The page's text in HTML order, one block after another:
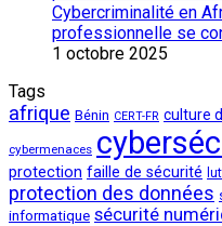
Cybercriminalité en
professionnelle se
1 octobre 2025
Tags
afrique Bénin CERT-FR culture
cybermenaces
protection faille de sécurité
protection des données
informatique sécurité